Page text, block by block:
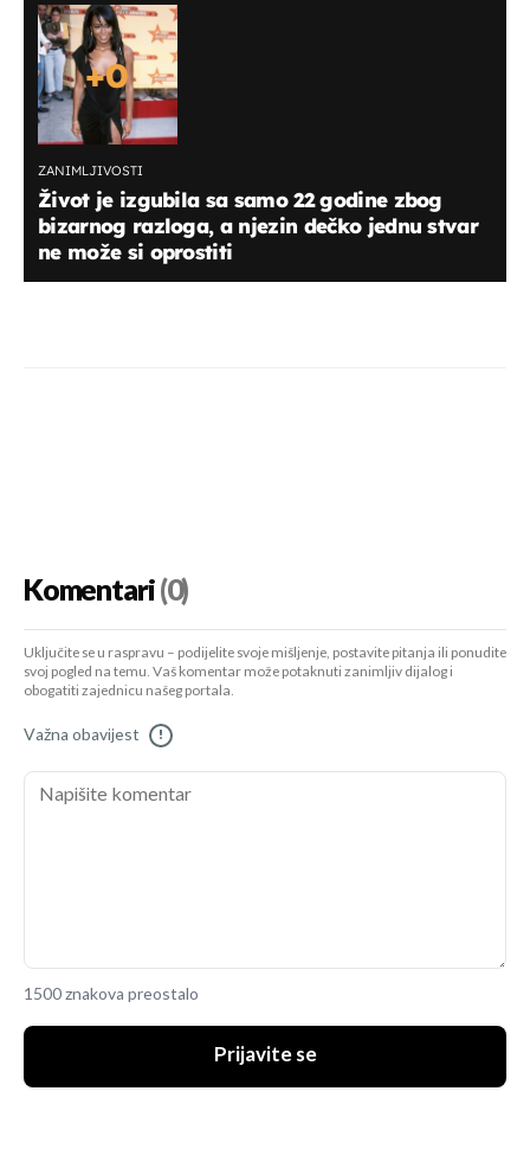
+0
ZANIMLJIVOSTI
Život je izgubila sa samo 22 godine zbog
bizarnog razloga, a njezin dečko jednu stvar
ne može si oprostiti
Komentari(0)
Uključite se u raspravu – podijelite svoje mišljenje, postavite pitanja ili ponudite
svoj pogled na temu. Vaš komentar može potaknuti zanimljiv dijalog i
obogatiti zajednicu našeg portala.
Važna obavijest !
1500 znakova preostalo
Prijavite se